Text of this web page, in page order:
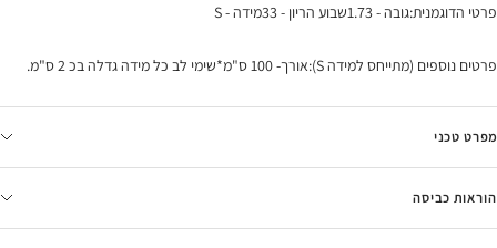
פרטי הדוגמנית:גובה - 1.73שבוע הריון - 33מידה - S
פרטים נוספים (מתייחס למידה S):אורך- 100 ס"מ*שימי לב כל מידה גדלה בכ 2 ס"מ.
מפרט טכני
הוראות כביסה